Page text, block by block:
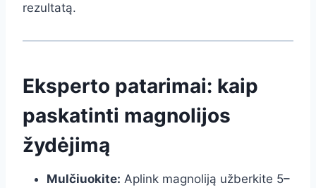
rezultatą.
Eksperto patarimai: kaip
paskatinti magnolijos
žydėjimą
Mulčiuokite: Aplink magnoliją užberkite 5–